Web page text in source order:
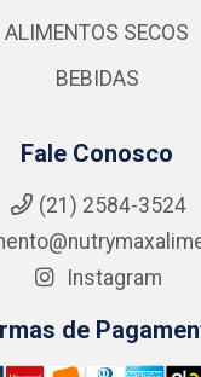
ALIMENTOS SECOS
BEBIDAS
Fale Conosco
(21) 2584-3524
Instagram
de